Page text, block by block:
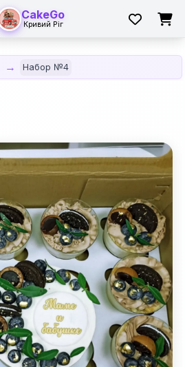
CakeGo
Кривий Ріг
Набор №4